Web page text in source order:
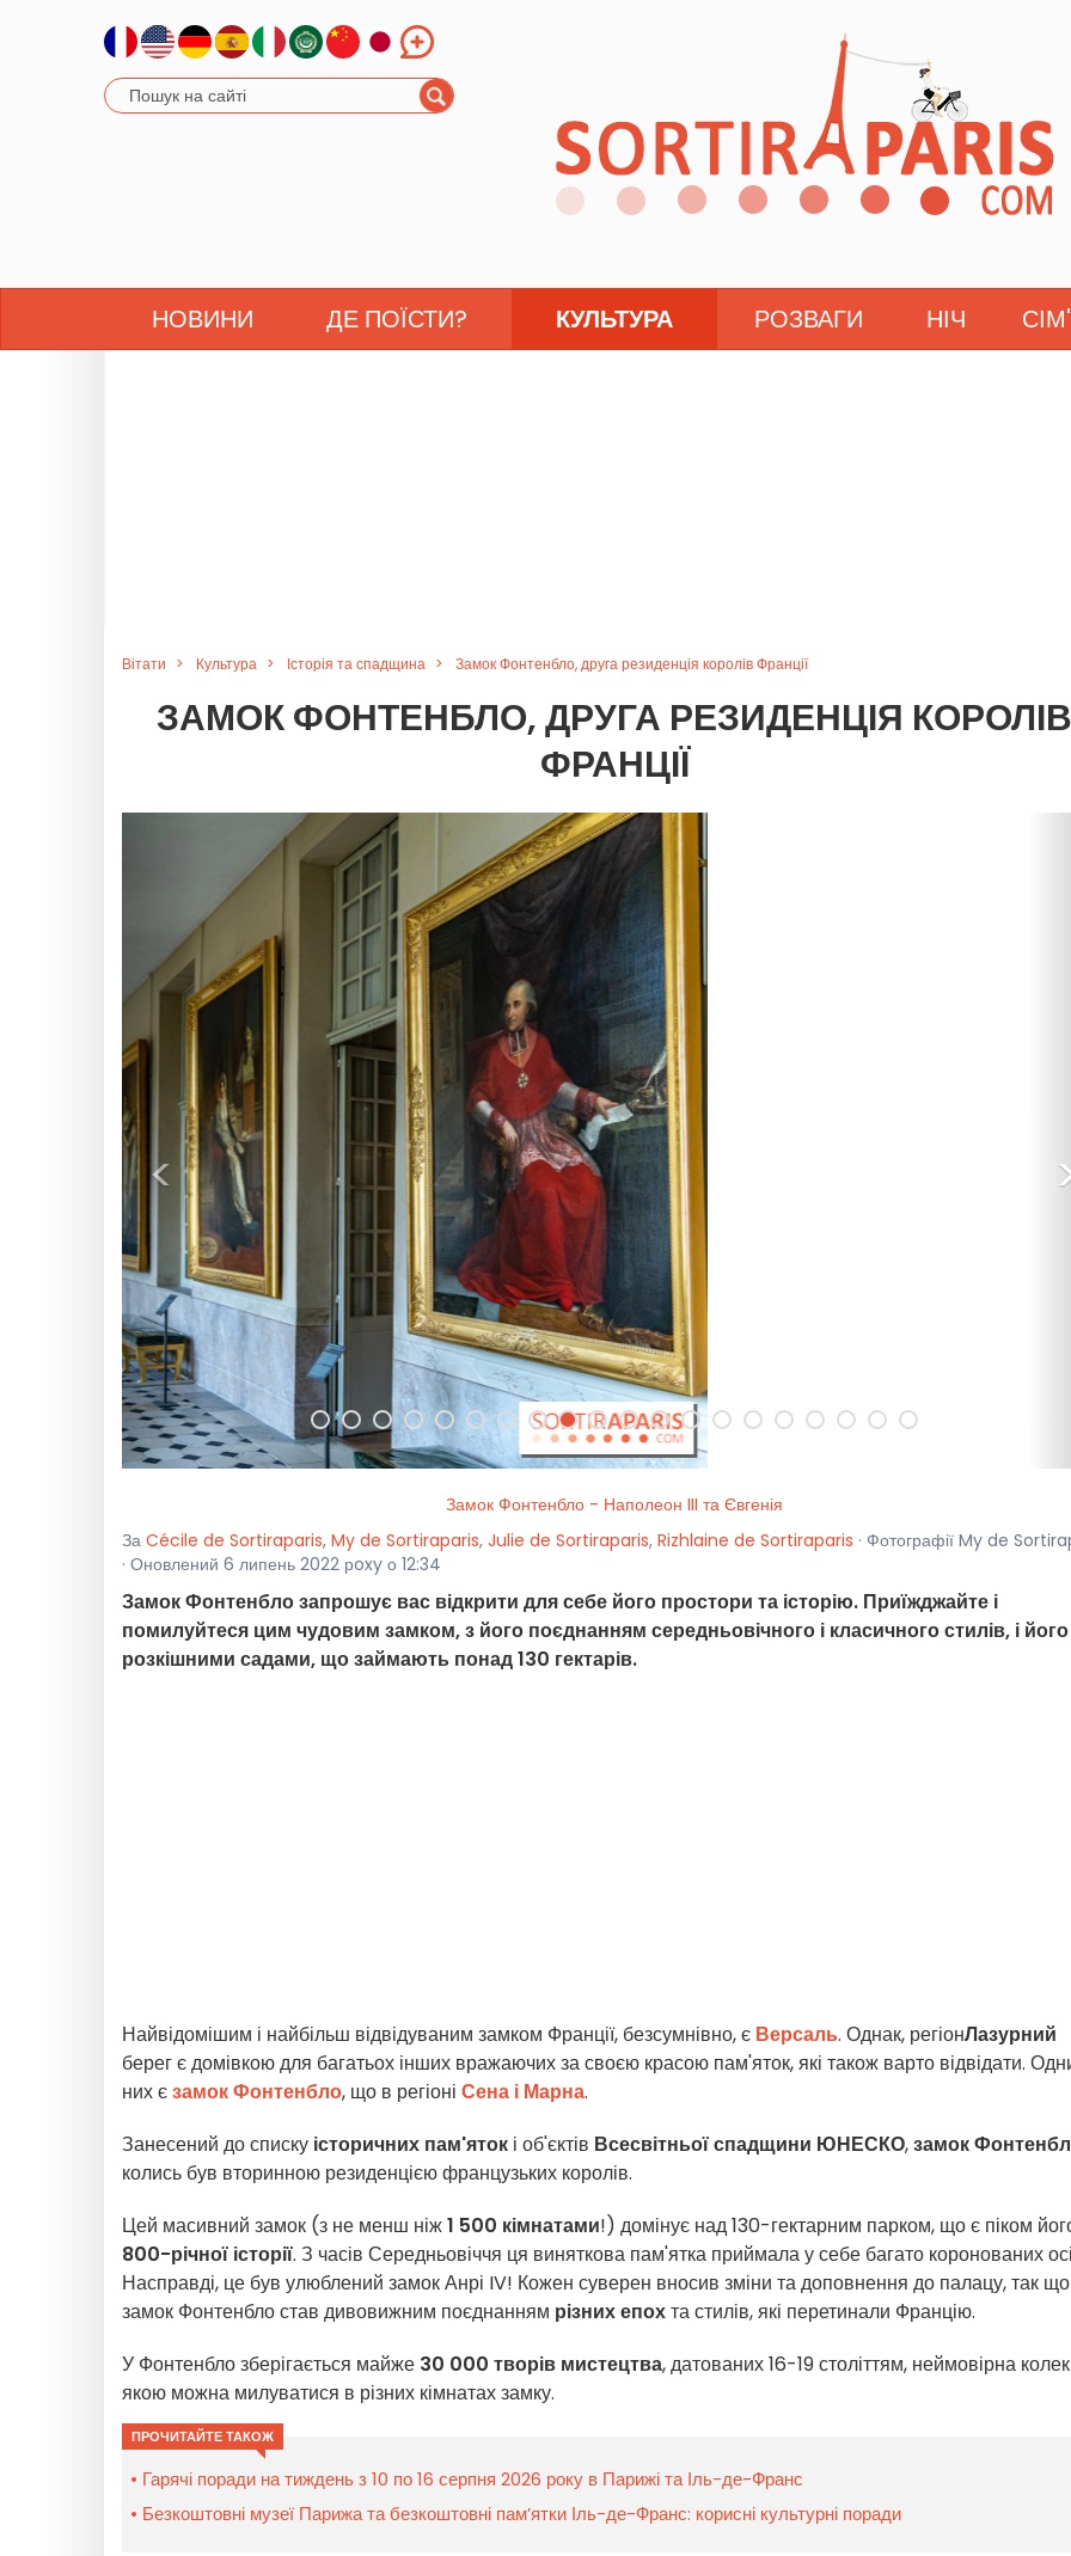
НОВИНИ ДЕ ПОЇСТИ? КУЛЬТУРА РОЗВАГИ НІЧ
Вітати Культура Історія та спадщина Замок Фонтенбло, друга резиденція королів Франції
ЗАМОК ФОНТЕНБЛО, ДРУГА РЕЗИДЕНЦІЯ КОРОЛІВ
ФРАНЦІЇ
<
Замок Фонтенбло - Наполеон III та Євгенія
За Cécile de Sortiraparis, My de Sortiraparis, Julie de Sortiraparis, Rizhlaine de Sortiraparis · Фотографії My de
· Оновлений 6 липень 2022 рoxy о 12:34
Замок Фонтенбло запрошує вас відкрити для себе його простори та історію. Приїжджайте і
помилуйтеся цим чудовим замком, з його поєднанням середньовічного і класичного стилів, і його
розкішними садами, що займають понад 130 гектарів.
Найвідомішим і найбільш відвідуваним замком Франції, безсумнівно, є Версаль. Однак, регіонЛазурний
берег є домівкою для багатьох інших вражаючих за своєю красою пам'яток, які також варто відвідати.
них єзамок Фонтенбло, що в регіоні Сена і Марна.
Занесений до списку історичних пам'яток і об'єктів Всесвітньої спадщини ЮНЕСКО,замок
колись був вторинною резиденцією французьких королів.
Цей масивний замок (з не менш ніж1 500 кімнатами!) домінує над 130-гектарним парком, що є піком
800-річної історії. З часів Середньовіччя ця виняткова пам'ятка приймала у себе багато коронованих
Насправді, це був улюблений замок Анрі IV! Кожен суверен вносив зміни та доповнення до палацу, так що
замок Фонтенбло став дивовижним поєднанням різних епохта стилів, які перетинали Францію.
У Фонтенбло зберігається майже 30 000 творів мистецтва, датованих 16-19 століттям, неймовірна
якою можна милуватися в різних кімнатах замку.
ПРОЧИТАЙТЕ ТАКОЖ
Гарячі поради на тиждень з 10 по 16 серпня 2026 року в Парижі та Іль-де-Франс
Безкоштовні музеї Парижа та безкоштовні пам’ятки Іль-де-Франс: корисні культурні поради